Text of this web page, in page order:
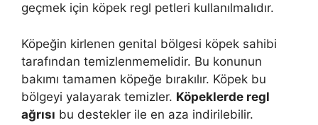
geçmek için köpek regl petleri kullanılmalıdır.
Köpeğin kirlenen genital bölgesi köpek sahibi
tarafından temizlenmemelidir. Bu konunun
bakımı tamamen köpeğe bırakılır. Köpek bu
bölgeyi yalayarak temizler. Köpeklerde regl
ağrısı bu destekler ile en aza indirilebilir.